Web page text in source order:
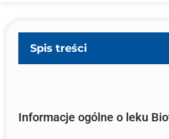
Spis treści
Informacje ogólne o leku